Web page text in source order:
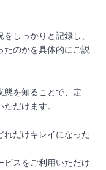
しっかりと記録し、
たのかを具体的にご説
態を知ることで、定
だけます。
れだけキレイになった
ビスをご利用いただけ